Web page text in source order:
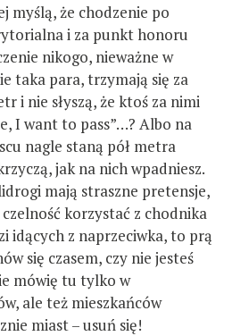
myślą, że chodzenie po
i za punkt honoru
nikogo, nieważne w
taka para, trzymają się za
i nie słyszą, że ktoś za nimi
I want to pass”…? Albo na
nagle staną pół metra
jak na nich wpadniesz.
mają straszne pretensje,
korzystać z chodnika
idących z naprzeciwka, to prą
się czasem, czy nie jesteś
mówię tu tylko w
ale też mieszkańców
miast – usuń się!